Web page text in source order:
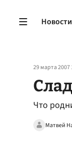
Новости
29 марта 2007
Что
Матвей